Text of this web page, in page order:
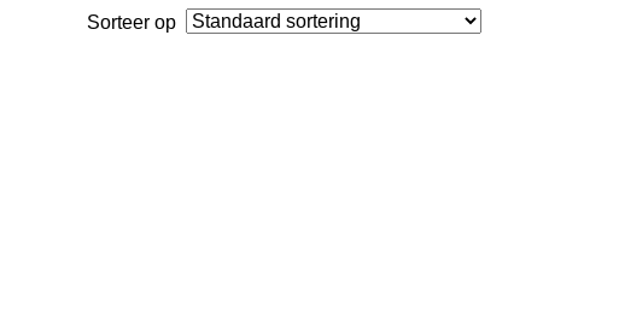
Sorteer op